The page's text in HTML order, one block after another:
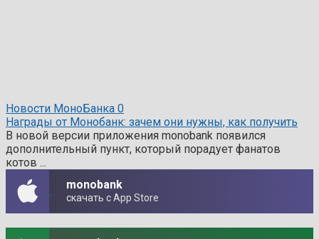
Новости МоноБанка 0
Награды от Монобанк: зачем они нужны, как получить
В новой версии приложения monobank появился
дополнительный пункт, который порадует фанатов
котов ...
monobank
скачать с App Store